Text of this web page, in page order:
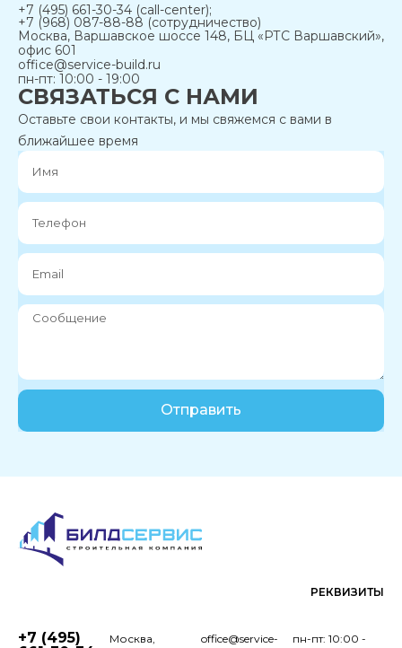
+7 (495) 661-30-34 (call-center);
+7 (968) 087-88-88 (сотрудничество)
Москва, Варшавское шоссе 148, БЦ «РТС Варшавский»,
офис 601
office@service-build.ru
пн-пт: 10:00 - 19:00
СВЯЗАТЬСЯ С НАМИ
Оставьте свои контакты, и мы свяжемся с вами в
ближайшее время
Отправить
РЕКВИЗИТЫ
+7 (495)
Москва,
пн-пт: 10:00 -
office@service-